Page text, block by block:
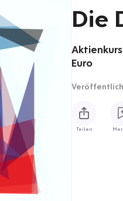
Die
Euro
Teilen